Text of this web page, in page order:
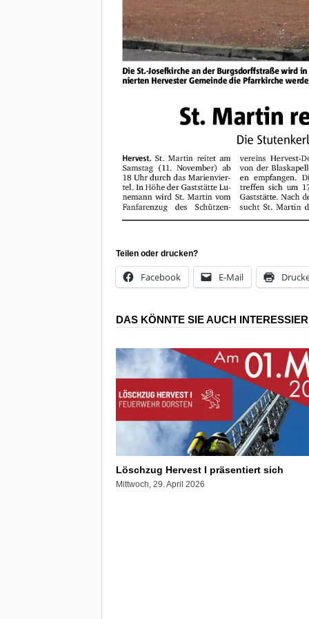
Teilen oder drucken?
Facebook E-Mail
DAS KÖNNTE SIE AUCH
Löschzug Hervest I präsentiert sich
Mittwoch, 29. April 2026